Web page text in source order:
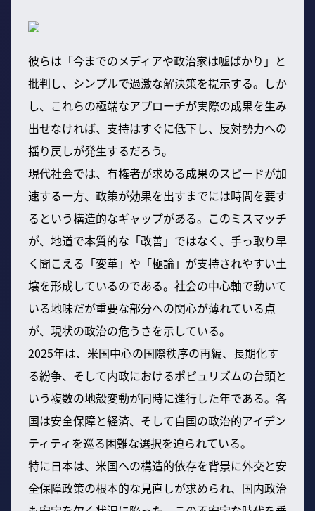
彼らは「今までのメディアや政治家は嘘ばかり」と
批判し、シンプルで過激な解決策を提示する。しか
し、これらの極端なアプローチが実際の成果を生み
出せなければ、支持はすぐに低下し、反対勢力への
揺り戻しが発生するだろう。
現代社会では、有権者が求める成果のスピードが加
速する一方、政策が効果を出すまでには時間を要す
るという構造的なギャップがある。このミスマッチ
が、地道で本質的な「改善」ではなく、手っ取り早
く聞こえる「変革」や「極論」が支持されやすい土
壌を形成しているのである。社会の中心軸で動いて
いる地味だが重要な部分への関心が薄れている点
が、現状の政治の危うさを示している。
2025年は、米国中心の国際秩序の再編、長期化す
る紛争、そして内政におけるポピュリズムの台頭と
いう複数の地殻変動が同時に進行した年である。各
国は安全保障と経済、そして自国の政治的アイデン
ティティを巡る困難な選択を迫られている。
特に日本は、米国への構造的依存を背景に外交と安
全保障政策の根本的な見直しが求められ、国内政治